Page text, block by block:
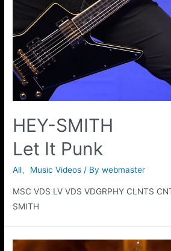
HEY-SMITH
Let It Punk
All Music Videos / Bywebmaster
MSC VDS LV VDS VDGRPHY CLNTS
SMITH